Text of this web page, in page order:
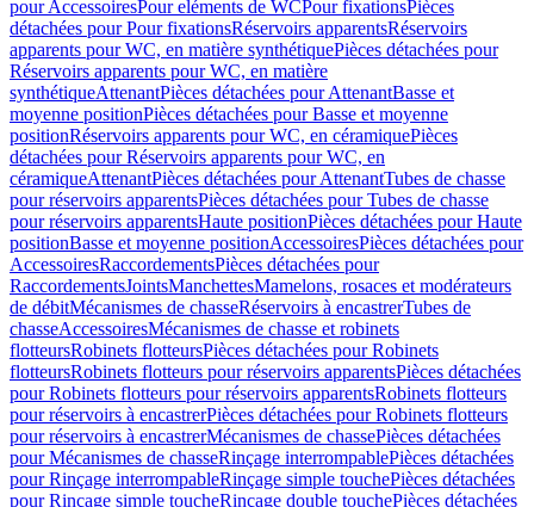
pour AccessoiresPour eléments de WCPour fixationsPièces
détachées pour Pour fixationsRéservoirs apparentsRéservoirs
apparents pour WC, en matière synthétiquePièces détachées pour
Réservoirs apparents pour WC, en matière
synthétiqueAttenantPièces détachées pour AttenantBasse et
moyenne positionPièces détachées pour Basse et moyenne
positionRéservoirs apparents pour WC, en céramiquePièces
détachées pour Réservoirs apparents pour WC, en
céramiqueAttenantPièces détachées pour AttenantTubes de chasse
pour réservoirs apparentsPièces détachées pour Tubes de chasse
pour réservoirs apparentsHaute positionPièces détachées pour Haute
positionBasse et moyenne positionAccessoiresPièces détachées pour
AccessoiresRaccordementsPièces détachées pour
RaccordementsJointsManchettesMamelons, rosaces et modérateurs
de débitMécanismes de chasseRéservoirs à encastrerTubes de
chasseAccessoiresMécanismes de chasse et robinets
flotteursRobinets flotteursPièces détachées pour Robinets
flotteursRobinets flotteurs pour réservoirs apparentsPièces détachées
pour Robinets flotteurs pour réservoirs apparentsRobinets flotteurs
pour réservoirs à encastrerPièces détachées pour Robinets flotteurs
pour réservoirs à encastrerMécanismes de chassePièces détachées
pour Mécanismes de chasseRinçage interrompablePièces détachées
pour Rinçage interrompableRinçage simple touchePièces détachées
pour Rinçage simple toucheRinçage double touchePièces détachées